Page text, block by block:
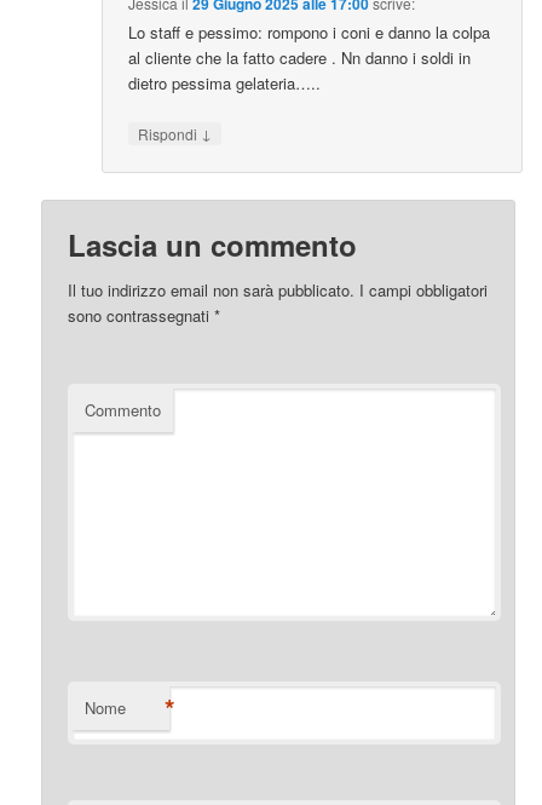
Lo staff e pessimo: rompono i coni e danno la colpa
al cliente che la fatto cadere . Nn danno i soldi in
dietro pessima gelateria…..
Rispondi ↓
Lascia un commento
Il tuo indirizzo email non sarà pubblicato. I campi obbligatori
sono contrassegnati*
Commento
Nome *